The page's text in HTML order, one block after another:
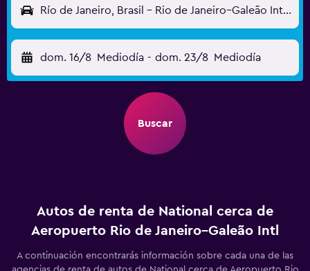
Río de Janeiro, Brasil - Rio de Janeiro–Galeão Intl (GIG)
dom. 16/8 Mediodía - dom. 23/8 Mediodía
Buscar
Autos de renta de National cerca de
Aeropuerto Rio de Janeiro–Galeão Intl
A continuación encontrarás información sobre cada una de las